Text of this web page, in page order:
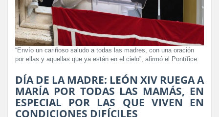
“Envío un cariñoso saludo a todas las madres, con una oración
por ellas y aquellas que ya están en el cielo”, afirmó el Pontífice.
DÍA DE LA MADRE: LEÓN XIV RUEGA A
MARÍA POR TODAS LAS MAMÁS, EN
ESPECIAL POR LAS QUE VIVEN EN
CONDICIONES DIFÍCILES